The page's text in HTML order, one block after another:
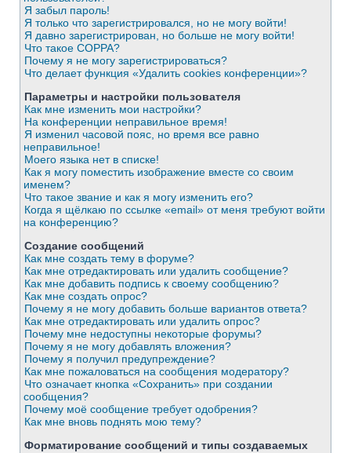
Я забыл пароль!
Я только что зарегистрировался, но не могу войти!
Я давно зарегистрирован, но больше не могу войти!
Что такое COPPA?
Почему я не могу зарегистрироваться?
Что делает функция «Удалить cookies конференции»?
Параметры и настройки пользователя
Как мне изменить мои настройки?
На конференции неправильное время!
Я изменил часовой пояс, но время все равно
неправильное!
Моего языка нет в списке!
Как я могу поместить изображение вместе со своим
именем?
Что такое звание и как я могу изменить его?
Когда я щёлкаю по ссылке «email» от меня требуют войти
на конференцию?
Создание сообщений
Как мне создать тему в форуме?
Как мне отредактировать или удалить сообщение?
Как мне добавить подпись к своему сообщению?
Как мне создать опрос?
Почему я не могу добавить больше вариантов ответа?
Как мне отредактировать или удалить опрос?
Почему мне недоступны некоторые форумы?
Почему я не могу добавлять вложения?
Почему я получил предупреждение?
Как мне пожаловаться на сообщения модератору?
Что означает кнопка «Сохранить» при создании
сообщения?
Почему моё сообщение требует одобрения?
Как мне вновь поднять мою тему?
Форматирование сообщений и типы создаваемых